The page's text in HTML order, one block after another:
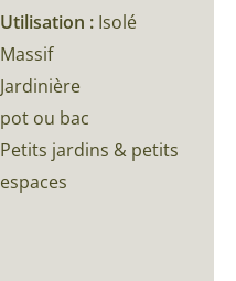
Utilisation : Isolé
Massif
Jardinière
pot ou bac
Petits jardins & petits
espaces